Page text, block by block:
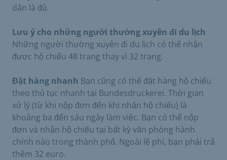
dân là đủ.
Lưu ý cho những người thường xuyên đi du lịch
Những người thường xuyên đi du lịch có thể nhận
được hộ chiếu 48 trang thay vì 32 trang.
Đặt hàng nhanh Bạn cũng có thể đặt hàng hộ chiếu
theo thủ tục nhanh tại Bundesdruckerei. Thời gian
xử lý (từ khi nộp đơn đến khi nhận hộ chiếu) là
khoảng ba đến sáu ngày làm việc. Bạn có thể nộp
đơn và nhận hộ chiếu tại bất kỳ văn phòng hành
chính nào trong thành phố. Ngoài lệ phí, bạn phải trả
thêm 32 euro.